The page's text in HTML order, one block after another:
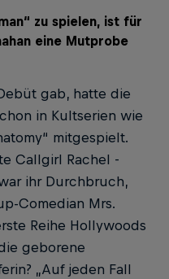
zu spielen, ist für
eine Mutprobe
gab, hatte die
in Kultserien wie
mitgespielt.
Callgirl Rachel
ihr Durchbruch,
Comedian Mrs.
­Reihe Hollywoods
geborene
„Auf jeden Fall